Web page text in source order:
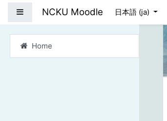
サイドパネル
Home
NCKU Moodle 日本語 ‎(ja)‎